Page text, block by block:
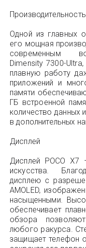
Производительность
Одной из главных
его мощная
современным
Dimensity 7300-
плавную работу
приложений и
памяти
ГБ встроенной
количество данных
в дополнительных
Дисплей
Дисплей POCO X7
искусства.
дисплею с
AMOLED,
насыщенными.
обеспечивает
обзора
любого ракурса.
защищает телефон